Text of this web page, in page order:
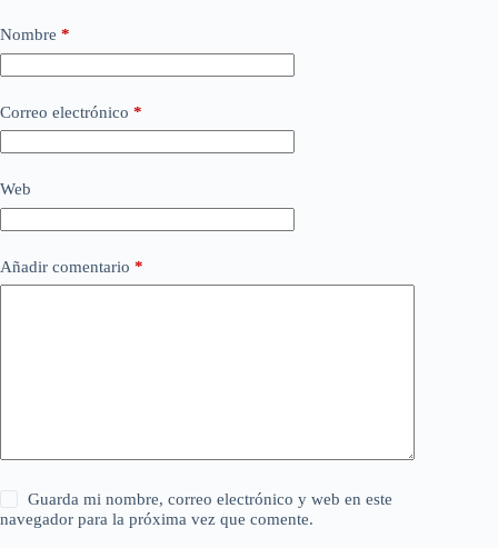
Nombre *
Correo electrónico *
Web
Añadir comentario *
Guarda mi nombre, correo electrónico y web en este
navegador para la próxima vez que comente.